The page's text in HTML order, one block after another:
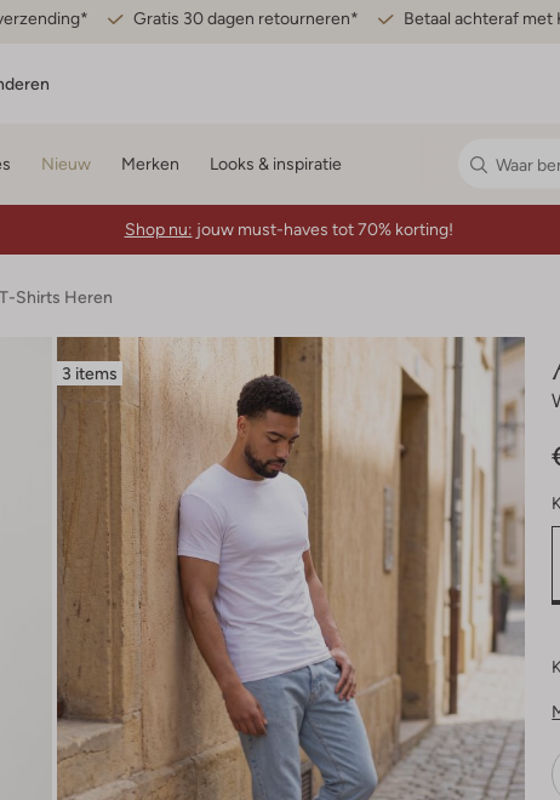
Gratis 30 dagen retourneren* Betaal achteraf met
Nieuw Merken Looks & inspiratie
Shop nu: jouw must-haves tot 70% korting!
Shirts Heren
3 items